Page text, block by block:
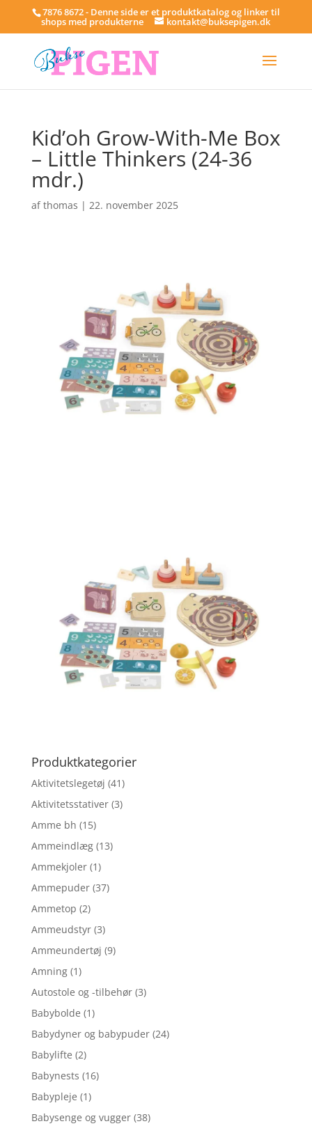
7876 8672 - Denne side er et produktkatalog og linker til
shops med produkterne kontakt@buksepigen.dk
Kid’oh Grow-With-Me Box
– Little Thinkers (24-36
mdr.)
afthomas | 22. november 2025
Produktkategorier
Aktivitetslegetøj (41)
Aktivitetsstativer (3)
Amme bh (15)
Ammeindlæg (13)
Ammekjoler (1)
Ammepuder (37)
Ammetop (2)
Ammeudstyr (3)
Ammeundertøj (9)
Amning (1)
Autostole og -tilbehør (3)
Babybolde (1)
Babydyner og babypuder (24)
Babylifte (2)
Babynests (16)
Babypleje (1)
Babysenge og vugger (38)